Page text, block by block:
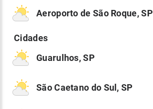
Aeroporto de São Roque, SP
Guarulhos, SP
São Caetano do Sul, SP